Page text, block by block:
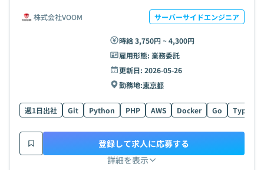
株式会社VOOM サーバーサイドエンジニア
時給 3,750円 ~ 4,300円
雇用形態: 業務委託
更新日: 2026-05-26
勤務地:東京都
週1日出社 Git Python PHP AWS Docker Go
詳細を表示
登録して求人に応募する